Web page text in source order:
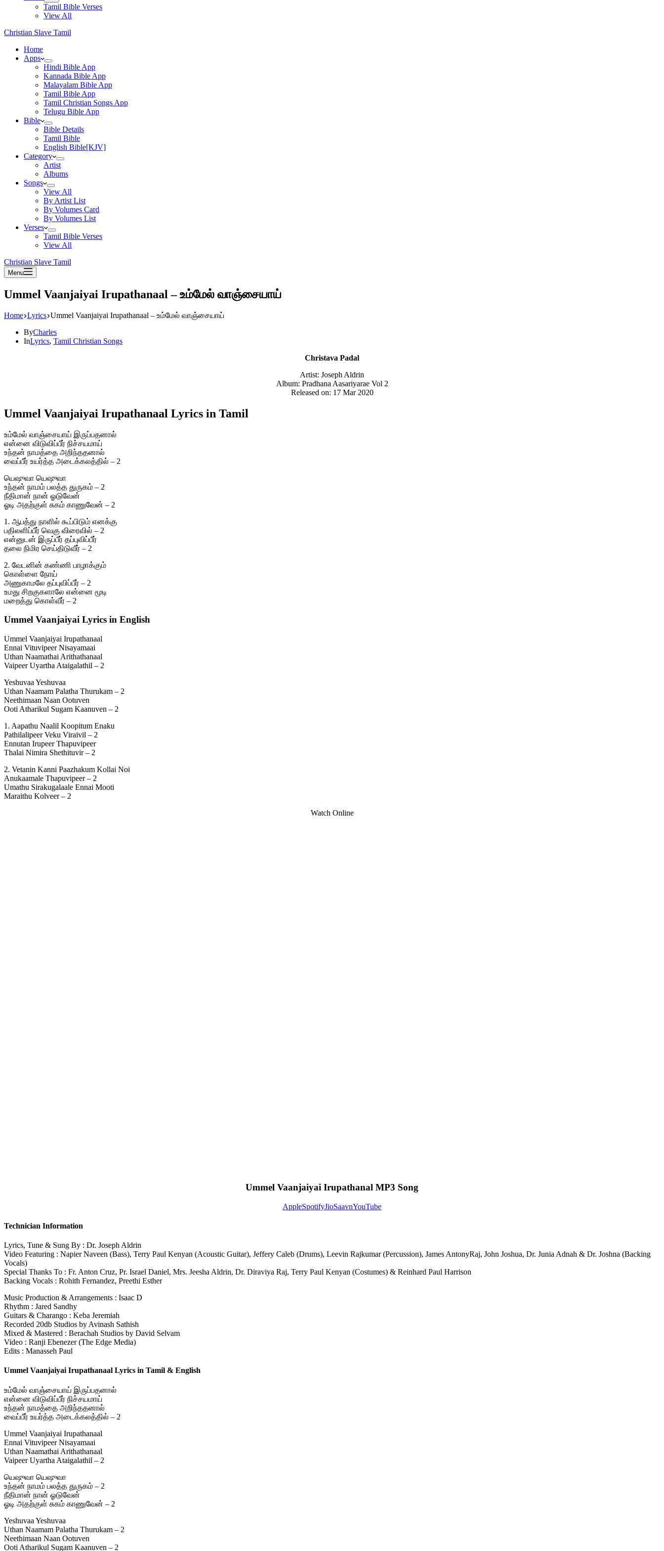
Tamil Bible Verses
View All
Christian Slave Tamil
Home
Apps
Hindi Bible App
Kannada Bible App
Malayalam Bible App
Tamil Bible App
Tamil Christian Songs App
Telugu Bible App
Bible
Bible Details
Tamil Bible
English Bible[KJV]
Category
Artist
Albums
Songs
View All
By Artist List
By Volumes Card
By Volumes List
Verses
Tamil Bible Verses
View All
Christian Slave Tamil
Menu
Ummel Vaanjaiyai Irupathanaal – உம்மேல் வாஞ்சையாய்
Home Lyrics Ummel Vaanjaiyai Irupathanaal – உம்மேல் வாஞ்சையாய்
ByCharles
InLyrics, Tamil Christian Songs
Christava Padal
Artist: Joseph Aldrin
Album: Pradhana Aasariyarae Vol 2
Released on: 17 Mar 2020
Ummel Vaanjaiyai Irupathanaal Lyrics in Tamil
உம்மேல் வாஞ்சையாய் இருப்பதனால்
என்னை விடுவிப்பீர் நிச்சயமாய்
உந்தன் நாமத்தை அறிந்ததனால்
வைப்பீர் உயர்த்த அடைக்கலத்தில் – 2
யெஷுவா யெஷுவா
உந்தன் நாமம் பலத்த துருகம் – 2
நீதிமான் நான் ஓடுவேன்
ஓடி அதற்குள் சுகம் காணுவேன் – 2
1. ஆபத்து நாளில் கூப்பிடும் எனக்கு
பதிலளிப்பீர் வெகு விரைவில் – 2
என்னுடன் இருப்பீர் தப்புவிப்பீர்
தலை நிமிர செய்திடுவீர் – 2
2. வேடனின் கண்ணி பாழாக்கும்
கொள்ளை நோய்
அணுகாமலே தப்புவிப்பீர் – 2
உமது சிறகுகளாலே என்னை மூடி
மறைத்து கொள்வீர் – 2
Ummel Vaanjaiyai Lyrics in English
Ummel Vaanjaiyai Irupathanaal
Ennai Vituvipeer Nisayamaai
Uthan Naamathai Arithathanaal
Vaipeer Uyartha Ataigalathil – 2
Yeshuvaa Yeshuvaa
Uthan Naamam Palatha Thurukam – 2
Neethimaan Naan Ootuven
Ooti Atharikul Sugam Kaanuven – 2
1. Aapathu Naalil Koopitum Enaku
Pathilalipeer Veku Viraivil – 2
Ennutan Irupeer Thapuvipeer
Thalai Nimira Shethituvir – 2
2. Vetanin Kanni Paazhakum Kollai Noi
Anukaamale Thapuvipeer – 2
Umathu Sirakugalaale Ennai Mooti
Maraithu Kolveer – 2
Watch Online
Ummel Vaanjaiyai Irupathanal MP3 Song
AppleSpotifyJioSaavnYouTube
Technician Information
Lyrics, Tune & Sung By : Dr. Joseph Aldrin
Video Featuring : Napier Naveen (Bass), Terry Paul Kenyan (Acoustic Guitar), Jeffery Caleb (Drums), Leevin Rajkumar (Percussion), James AntonyRaj, John Joshua, Dr. Junia Adnah & Dr. Joshna (Backing
Vocals)
Special Thanks To : Fr. Anton Cruz, Pr. Israel Daniel, Mrs. Jeesha Aldrin, Dr. Diraviya Raj, Terry Paul Kenyan (Costumes) & Reinhard Paul Harrison
Backing Vocals : Rohith Fernandez, Preethi Esther
Music Production & Arrangements : Isaac D
Rhythm : Jared Sandhy
Guitars & Charango : Keba Jeremiah
Recorded 20db Studios by Avinash Sathish
Mixed & Mastered : Berachah Studios by David Selvam
Video : Ranji Ebenezer (The Edge Media)
Edits : Manasseh Paul
Ummel Vaanjaiyai Irupathanaal Lyrics in Tamil & English
உம்மேல் வாஞ்சையாய் இருப்பதனால்
என்னை விடுவிப்பீர் நிச்சயமாய்
உந்தன் நாமத்தை அறிந்ததனால்
வைப்பீர் உயர்த்த அடைக்கலத்தில் – 2
Ummel Vaanjaiyai Irupathanaal
Ennai Vituvipeer Nisayamaai
Uthan Naamathai Arithathanaal
Vaipeer Uyartha Ataigalathil – 2
யெஷுவா யெஷுவா
உந்தன் நாமம் பலத்த துருகம் – 2
நீதிமான் நான் ஓடுவேன்
ஓடி அதற்குள் சுகம் காணுவேன் – 2
Yeshuvaa Yeshuvaa
Uthan Naamam Palatha Thurukam – 2
Neethimaan Naan Ootuven
Ooti Atharikul Sugam Kaanuven – 2